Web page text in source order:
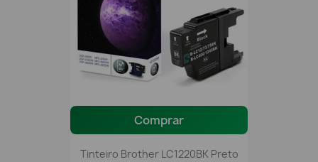
Comprar
Tinteiro Brother LC1220BK Preto